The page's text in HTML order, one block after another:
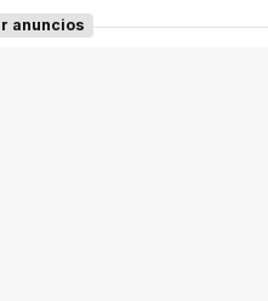
anuncios